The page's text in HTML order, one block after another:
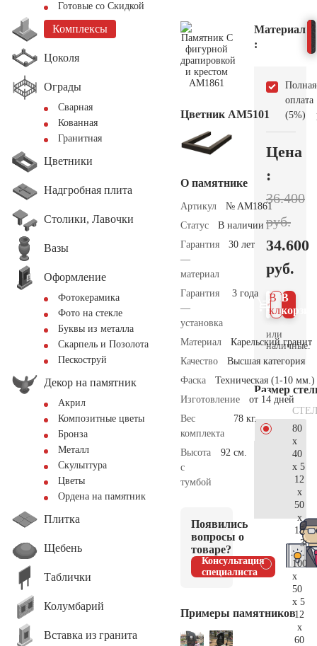
Готовые со Скидкой
Комплексы
Цоколя
Ограды
Сварная
Кованная
Гранитная
Цветники
Надгробная плита
Столики, Лавочки
Вазы
Оформление
Фотокерамика
Фото на стекле
Буквы из металла
Скарпель и Позолота
Пескоструй
Декор на памятник
Акрил
Композитные цветы
Бронза
Металл
Скульптура
Цветы
Ордена на памятник
Плитка
Щебень
Таблички
Колумбарий
Вставка из гранита
Цветник АМ5101
О памятнике
Артикул
№ AM1861
Статус
В наличии
Гарантия
—
материал
30 лет
Гарантия
—
установка
3 года
Материал
Карельский гранит
Качество
Высшая категория
Фаска
Техническая (1-10 мм.)
Изготовление
от 14 дней
Вес
комплекта
78 кг.
Высота
с
тумбой
92 см.
Появились
вопросы о
товаре?
Консультация
специалиста
Примеры памятников
Материал
:
Полная
оплата
(5%)
Цена
:
36.400
руб.
34.600
руб.
В
В 1
клик
или
наличные.
Размер
80
x
40
x 5
12
x
50
x
15
100
x
50
x 5
12
x
60